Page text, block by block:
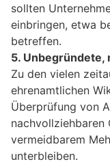
sollten
einbringen, etwa
betreffen.
5. Unbegründete,
Zu den vielen
ehrenamtlichen
Überprüfung von
nachvollziehbaren
vermeidbarem
unterbleiben.